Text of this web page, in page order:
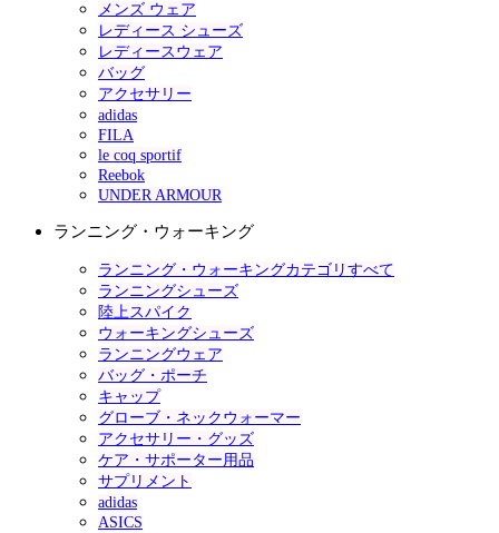
メンズ ウェア
レディース シューズ
レディースウェア
バッグ
アクセサリー
adidas
FILA
le coq sportif
Reebok
UNDER ARMOUR
ランニング・ウォーキング
ランニング・ウォーキングカテゴリすべて
ランニングシューズ
陸上スパイク
ウォーキングシューズ
ランニングウェア
バッグ・ポーチ
キャップ
グローブ・ネックウォーマー
アクセサリー・グッズ
ケア・サポーター用品
サプリメント
adidas
ASICS